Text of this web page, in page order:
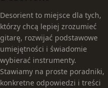
Desorient to miejsce dla tych,
którzy chcą lepiej zrozumieć
gitarę, rozwijać podstawowe
umiejętności i świadomie
wybierać instrumenty.
Stawiamy na proste poradniki,
konkretne odpowiedzi i treści